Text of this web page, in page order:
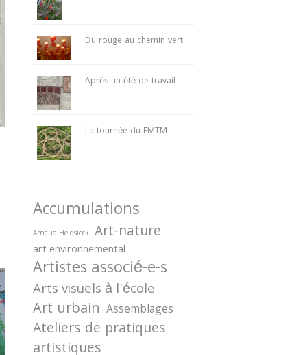
Du rouge au chemin vert
Après un été de travail
La tournée du FMTM
Accumulations
Arnaud Heidsieck Art-nature
art environnemental
Artistes associé-e-s
Arts visuels à l'école
Art urbain Assemblages
Ateliers de pratiques
artistiques